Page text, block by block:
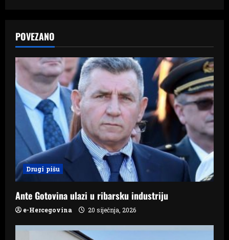
a
v
i
g
t
i
o
n
POVEZANO
Drugi pišu
Ante Gotovina ulazi u ribarsku industriju
e-Hercegovina 20 siječnja, 2026